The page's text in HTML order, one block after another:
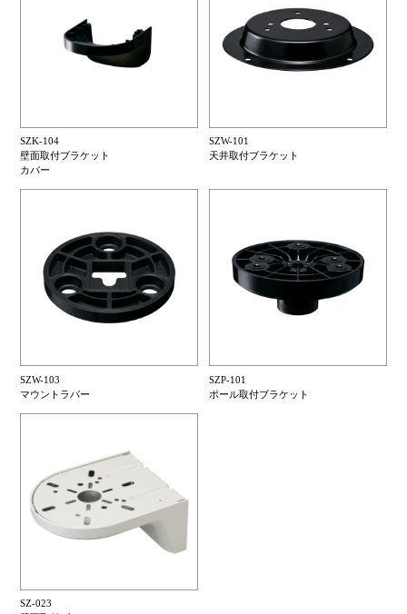
SZK-104
壁面取付ブラケット
カバー
SZW-101
天井取付ブラケット
SZW-103
マウントラバー
SZP-101
ポール取付ブラケット
SZ-023